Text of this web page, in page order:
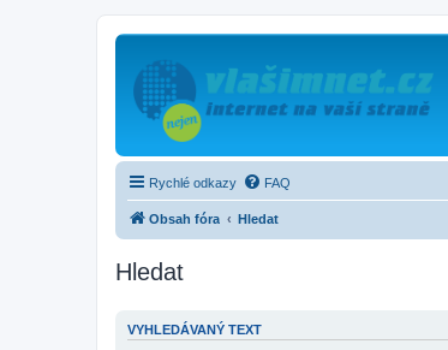
Rychlé odkazy FAQ
Obsah fóra Hledat
Hledat
VYHLEDÁVANÝ TEXT